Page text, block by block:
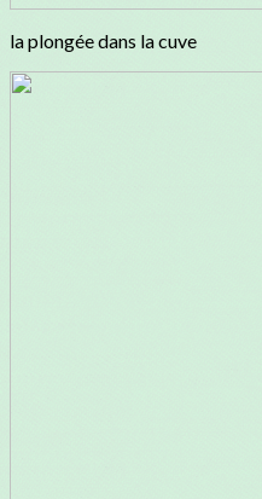
la plongée dans la cuve